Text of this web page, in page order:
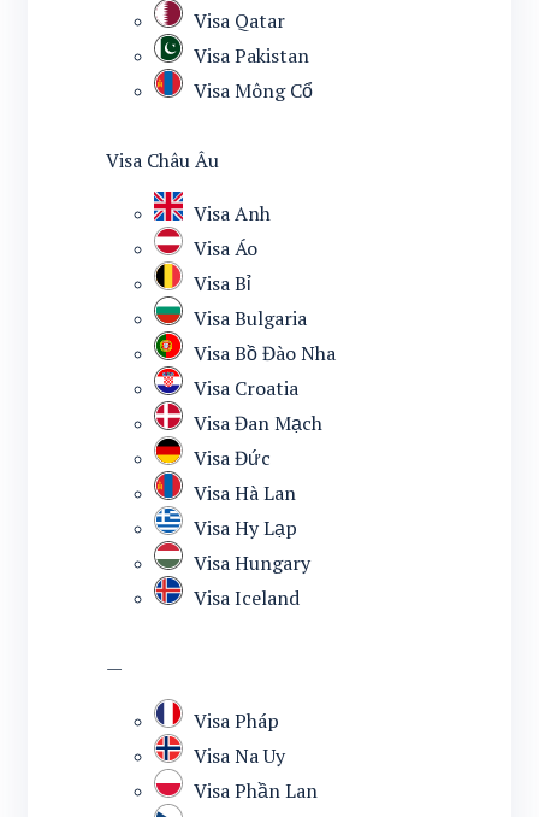
Visa Qatar
Visa Pakistan
Visa Mông Cổ
Visa Châu Âu
Visa Anh
Visa Áo
Visa Bỉ
Visa Bulgaria
Visa Bồ Đào Nha
Visa Croatia
Visa Đan Mạch
Visa Đức
Visa Hà Lan
Visa Hy Lạp
Visa Hungary
Visa Iceland
—
Visa Pháp
Visa Na Uy
Visa Phần Lan